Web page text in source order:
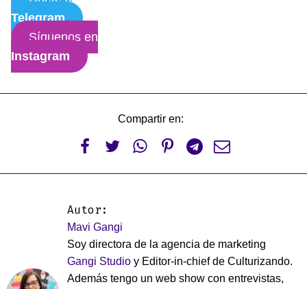
Telegram
Síguenos en
Instagram
Compartir en:
     
Autor:
Mavi Gangi
Soy directora de la agencia de marketing
Gangi Studio y Editor-in-chief de Culturizando.
Además tengo un web show con entrevistas,